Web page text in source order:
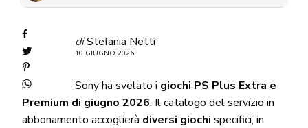
diStefania Netti
10 GIUGNO 2026
Sony ha svelato i giochi PS Plus Extra e
Premium di giugno 2026. Il catalogo del servizio in
abbonamento accoglierà diversi giochi specifici, in